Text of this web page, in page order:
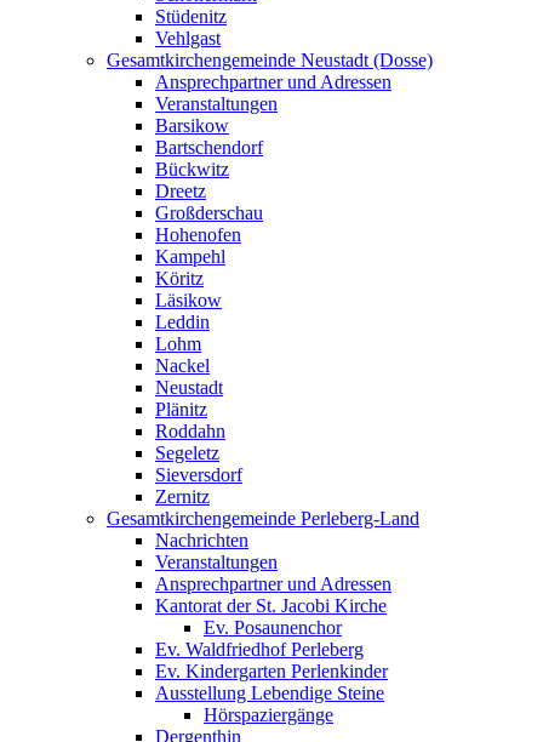
Stüdenitz
Vehlgast
Gesamtkirchengemeinde Neustadt (Dosse)
Ansprechpartner und Adressen
Veranstaltungen
Barsikow
Bartschendorf
Bückwitz
Dreetz
Großderschau
Hohenofen
Kampehl
Köritz
Läsikow
Leddin
Lohm
Nackel
Neustadt
Plänitz
Roddahn
Segeletz
Sieversdorf
Zernitz
Gesamtkirchengemeinde Perleberg-Land
Nachrichten
Veranstaltungen
Ansprechpartner und Adressen
Kantorat der St. Jacobi Kirche
Ev. Posaunenchor
Ev. Waldfriedhof Perleberg
Ev. Kindergarten Perlenkinder
Ausstellung Lebendige Steine
Hörspaziergänge
Dergenthin